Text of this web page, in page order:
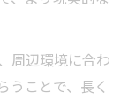
周辺環境に合わ
うことで、長く